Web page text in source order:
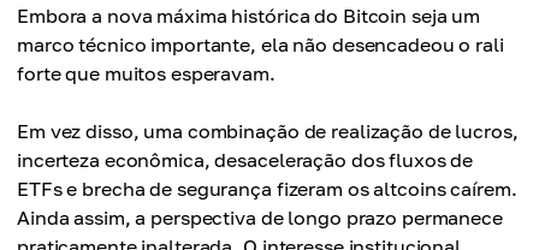
Embora a nova máxima histórica do Bitcoin seja um
marco técnico importante, ela não desencadeou o rali
forte que muitos esperavam.
Em vez disso, uma combinação de realização de lucros,
incerteza econômica, desaceleração dos fluxos de
ETFs e brecha de segurança fizeram os altcoins caírem.
Ainda assim, a perspectiva de longo prazo permanece